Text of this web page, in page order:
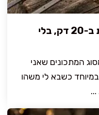
קבב ערבי ממכר על מחבת ב-20 דק, בלי
המתכונים שאני
כשבא לי משהו